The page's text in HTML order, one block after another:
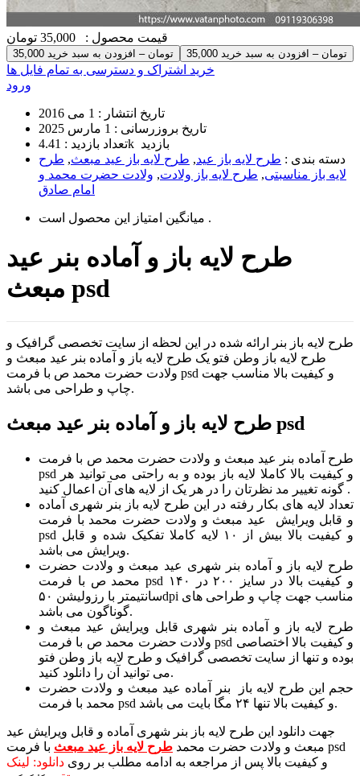
قیمت محصول : 35,000 تومان
35,000 تومان – افزودن به سبد خرید
خرید اشتراک و دسترسی به تمام فایل ها
ورود
تاریخ انتشار : 1 می 2016
تاریخ بروزرسانی : 1 مارس 2025
تعداد بازدید :
4.41k بازدید
دسته بندی : طرح لایه باز عید, طرح لایه باز عید مبعث, طرح
لایه باز مناسبتی, طرح لایه باز ولادت, ولادت حضرت محمد و
امام صادق
میانگین امتیاز این محصول است .
طرح لایه باز و آماده بنر عید
مبعث psd
طرح لایه باز بنر ارائه شده در این لحظه از سایت تخصصی گرافیک و
طرح لایه باز وطن فتو یک طرح لایه باز و آماده بنر عید مبعث و
ولادت حضرت محمد ص با فرمت psd و کیفیت بالا مناسب جهت
چاپ و طراحی می باشد.
طرح لایه باز و آماده بنر عید مبعث psd
طرح آماده بنر عید مبعث و ولادت حضرت محمد ص با فرمت
psd و کیفیت بالا کاملا لایه باز بوده و به راحتی می توانید هر
گونه تغییر مد نظرتان را در هر یک از لایه های آن اعمال کنید .
تعداد لایه های بکار رفته در این طرح لایه باز بنر شهری آماده
و قابل ویرایش عید مبعث و ولادت حضرت محمد با فرمت
psd و کیفیت بالا بیش از ۱۰ لایه کاملا تفکیک شده و قابل
ویرایش می باشد.
طرح لایه باز و آماده بنر شهری عید مبعث و ولادت حضرت
محمد ص با فرمت psd و کیفیت بالا در سایز ۲۰۰ در ۱۴۰
سانتیمتر با رزولیشن ۵۰dpi مناسب جهت چاپ و طراحی های
گوناگون می باشد.
طرح لایه باز و آماده بنر شهری قابل ویرایش عید مبعث و
ولادت حضرت محمد ص با فرمت psd و کیفیت بالا اختصاصی
بوده و تنها از سایت تخصصی گرافیک و طرح لایه باز وطن فتو
می توانید آن را دانلود کنید.
حجم این طرح لایه باز بنر آماده عید مبعث و ولادت حضرت
محمد با فرمت psd و کیفیت بالا تنها ۲۴ مگا بایت می باشد.
جهت دانلود این طرح لایه باز بنر شهری آماده و قابل ویرایش عید
مبعث و ولادت حضرت محمد طرح لایه باز عید مبعث با فرمت psd
و کیفیت بالا پس از مراجعه به ادامه مطلب بر روی دانلود: لینک